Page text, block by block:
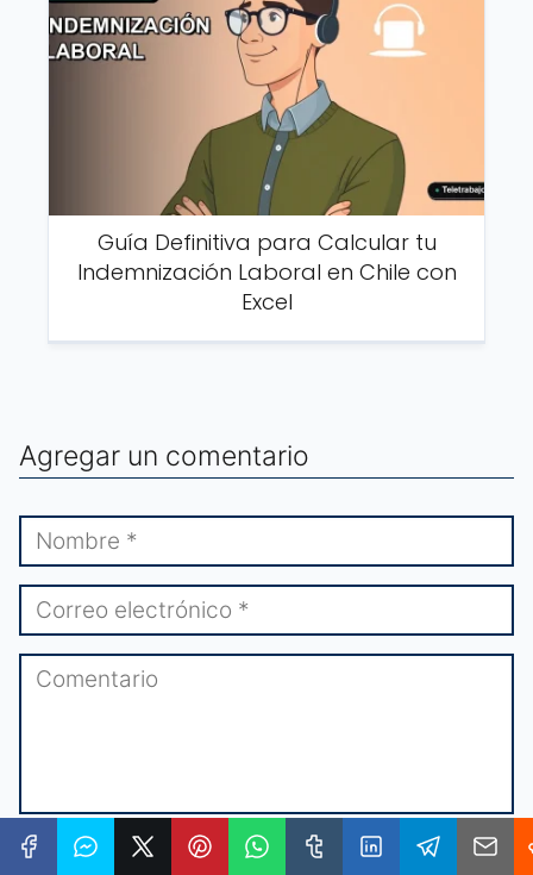
Guía Definitiva para Calcular tu
Indemnización Laboral en Chile con
Excel
Agregar un comentario
★